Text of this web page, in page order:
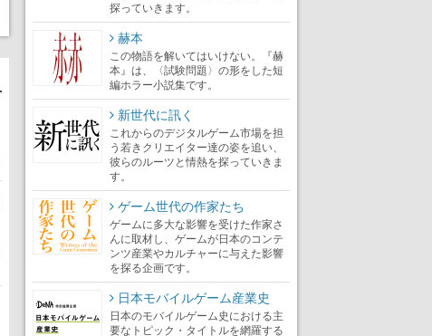
探っていきます。
赫本
この物語を解いてはいけない。『赫
本』は、〈試験問題〉の形をした短
編ホラー小説集です。
新世代に訊く
これからのデジタルゲーム市場を担
う若きクリエイター達の姿を追い、
彼らのルーツと情熱を探っていきま
す。
ゲーム世代の作家たち
ゲームに多大な影響を受けた作家さ
んに取材し、ゲームが日本のコンテ
ンツ産業やカルチャーに与えた影響
を探る企画です。
日本モバイルゲーム産業史
日本のモバイルゲーム史における主
要なトピック・タイトルを網羅する